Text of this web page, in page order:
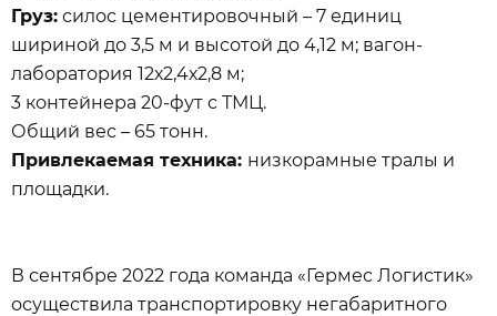
Груз: силос цементировочный – 7 единиц
шириной до 3,5 м и высотой до 4,12 м; вагон-
лаборатория 12х2,4х2,8 м;
3 контейнера 20-фут с ТМЦ.
Общий вес – 65 тонн.
Привлекаемая техника: низкорамные тралы и
площадки.
В сентябре 2022 года команда «Гермес Логистик»
осуществила транспортировку негабаритного